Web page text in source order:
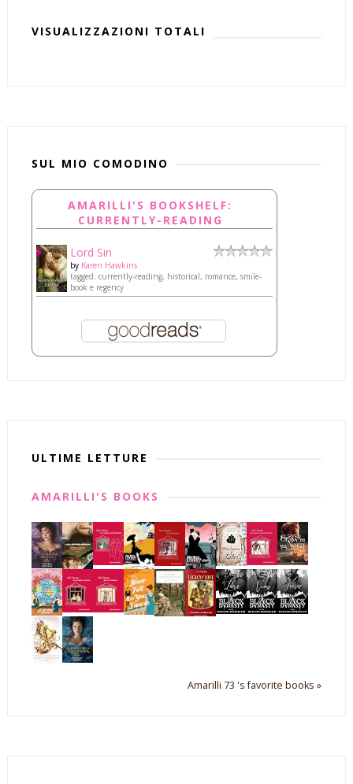
VISUALIZZAZIONI TOTALI
SUL MIO COMODINO
AMARILLI'S BOOKSHELF:
CURRENTLY-READING
Lord Sin
by Karen Hawkins
tagged: currently-reading, historical, romance, smile-
book e regency
ULTIME LETTURE
AMARILLI'S BOOKS
Amarilli 73 's favorite books »